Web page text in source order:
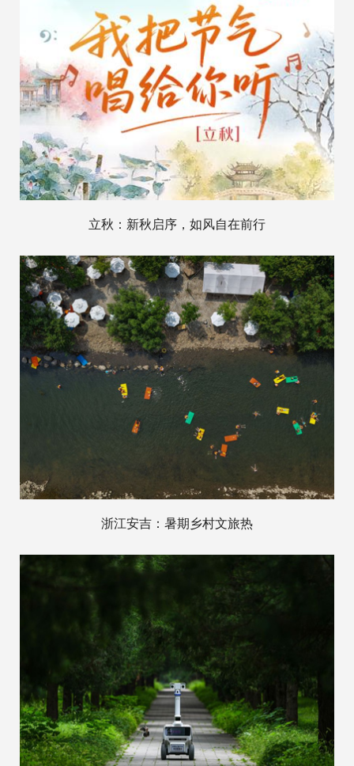
立秋：新秋启序，如风自在前行
浙江安吉：暑期乡村文旅热